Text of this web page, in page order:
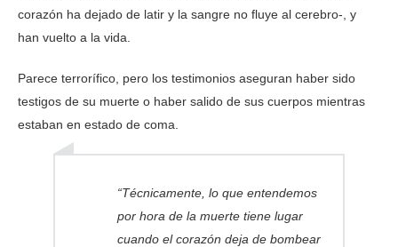
corazón ha dejado de latir y la sangre no fluye al cerebro-, y
han vuelto a la vida.
Parece terrorífico, pero los testimonios aseguran haber sido
testigos de su muerte o haber salido de sus cuerpos mientras
estaban en estado de coma.
“Técnicamente, lo que entendemos
por hora de la muerte tiene lugar
cuando el corazón deja de bombear